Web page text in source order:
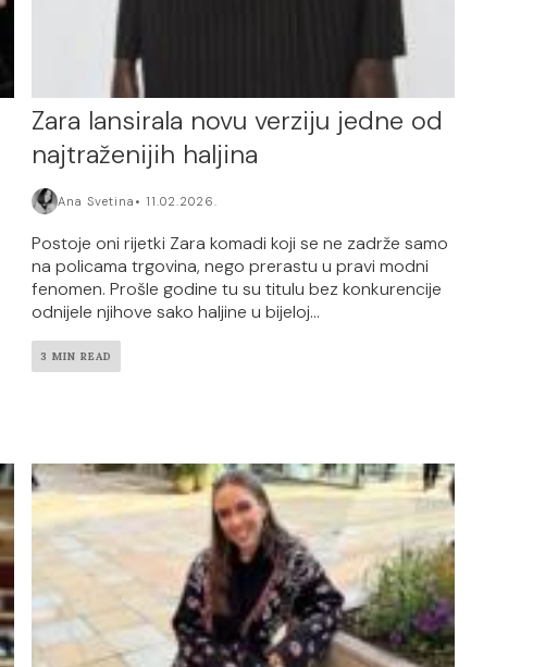
Zara lansirala novu verziju jedne od
najtraženijih haljina
Ana Svetina 11.02.2026.
Postoje oni rijetki Zara komadi koji se ne zadrže samo
na policama trgovina, nego prerastu u pravi modni
fenomen. Prošle godine tu su titulu bez konkurencije
odnijele njihove sako haljine u bijeloj...
3 MIN READ